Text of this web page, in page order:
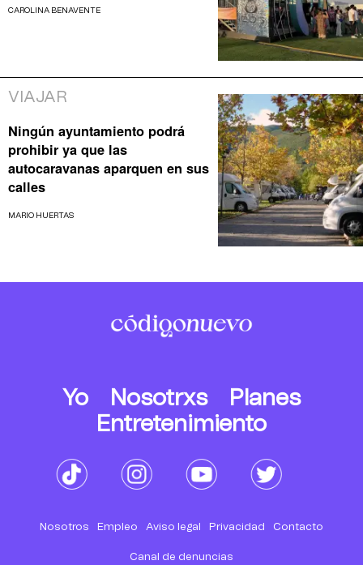
CAROLINA BENAVENTE
VIAJAR
Ningún ayuntamiento podrá
prohibir ya que las
autocaravanas aparquen en sus
calles
MARIO HUERTAS
Yo Nosotrxs
Planes
Entretenimiento
Nosotros Empleo Aviso legal Privacidad Contacto
Canal de denuncias